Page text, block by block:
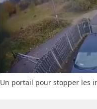
Un portail pour stopper les